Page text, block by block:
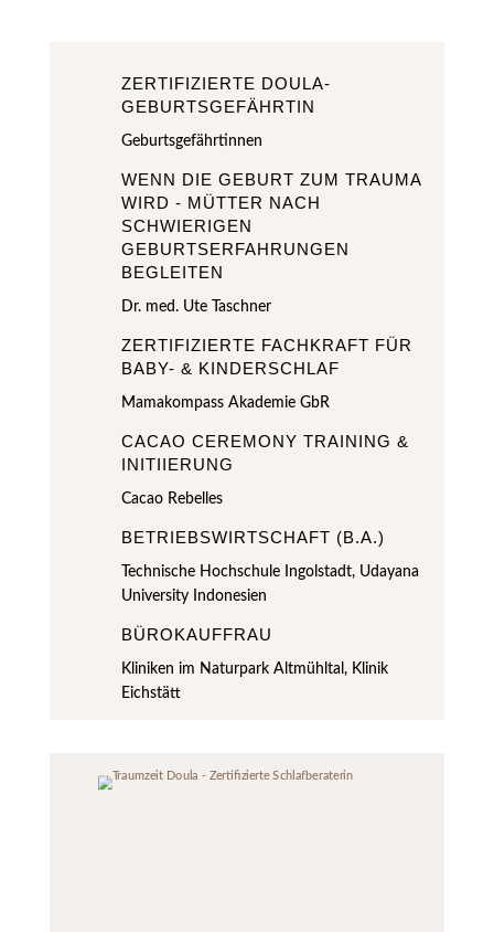
ZERTIFIZIERTE DOULA-
GEBURTSGEFÄHRTIN
Geburtsgefährtinnen
WENN DIE GEBURT ZUM TRAUMA
WIRD - MÜTTER NACH
SCHWIERIGEN
GEBURTSERFAHRUNGEN
BEGLEITEN
Dr. med. Ute Taschner
ZERTIFIZIERTE FACHKRAFT FÜR
BABY- & KINDERSCHLAF
Mamakompass Akademie GbR
CACAO CEREMONY TRAINING &
INITIIERUNG
Cacao Rebelles
BETRIEBSWIRTSCHAFT (B.A.)
Technische Hochschule Ingolstadt, Udayana
University Indonesien
BÜROKAUFFRAU
Kliniken im Naturpark Altmühltal, Klinik
Eichstätt